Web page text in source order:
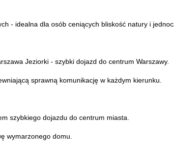
- idealna dla osób ceniących bliskość natury i
Jeziorki - szybki dojazd do centrum Warszawy.
sprawną komunikację w każdym kierunku.
szybkiego dojazdu do centrum miasta.
wymarzonego domu.